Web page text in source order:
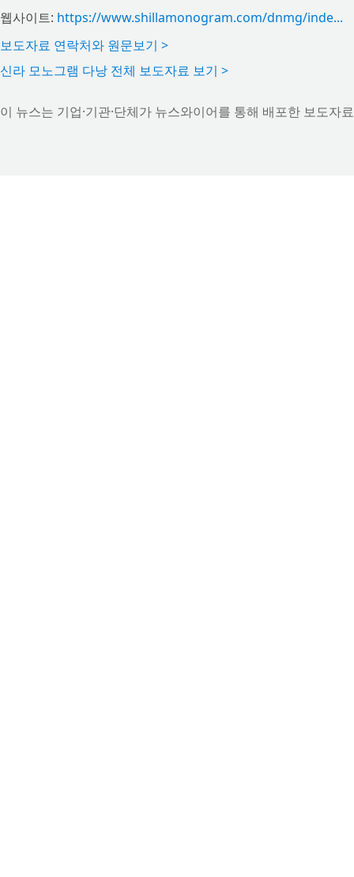
웹사이트: https://www.shillamonogram.com/dnmg/inde...
보도자료 연락처와 원문보기 >
신라 모노그램 다낭 전체 보도자료 보기 >
이 뉴스는 기업·기관·단체가 뉴스와이어를 통해 배포한 보도자